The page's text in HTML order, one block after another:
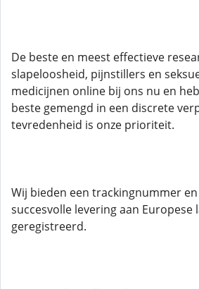
De beste en meest effectieve
slapeloosheid, pijnstillers en
medicijnen online bij ons nu en
beste gemengd in een discrete
tevredenheid is onze prioriteit.
Wij bieden een trackingnummer
succesvolle levering aan Europese
geregistreerd.